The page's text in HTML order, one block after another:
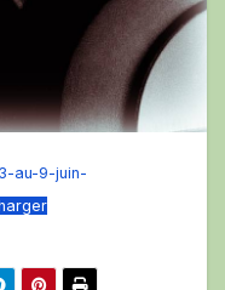
au-9-juin-